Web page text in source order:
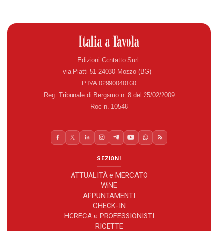
Edizioni Contatto Surl
via Piatti 51 24030 Mozzo (BG)
P.IVA 02990040160
Reg. Tribunale di Bergamo n. 8 del 25/02/2009
Roc n. 10548
SEZIONI
ATTUALITÀ e MERCATO
WiNE
APPUNTAMENTI
CHECK-IN
HORECA e PROFESSIONISTI
RICETTE